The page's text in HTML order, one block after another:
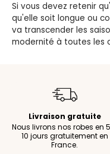
Si vous devez retenir
qu'elle soit longue ou
va transcender les
modernité à toutes les
Livraison gratuite
Nous livrons nos robes en
10 jours gratuitement en
France.